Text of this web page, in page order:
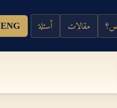
مقالات أسئلة ENG